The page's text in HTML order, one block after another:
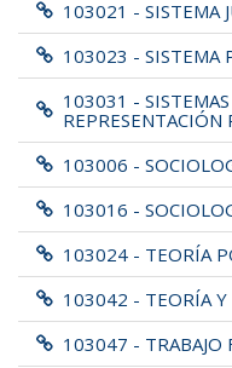
103021 - SISTEMA
103023 - SISTEMA
103031 -
REPRESENTACIÓN
103006 -
103016 -
103024 - TEORÍA
103042 - TEORÍA Y
103047 - TRABAJO